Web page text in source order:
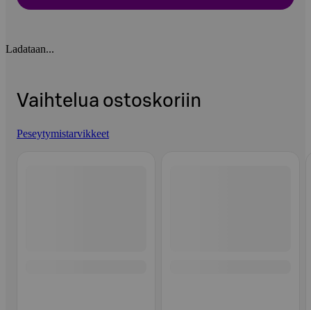
Ladataan...
Vaihtelua ostoskoriin
Peseytymistarvikkeet